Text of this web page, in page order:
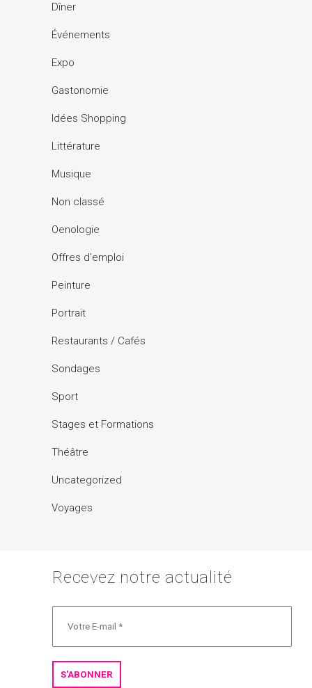
Dîner
Événements
Expo
Gastonomie
Idées Shopping
Littérature
Musique
Non classé
Oenologie
Offres d'emploi
Peinture
Portrait
Restaurants / Cafés
Sondages
Sport
Stages et Formations
Théâtre
Uncategorized
Voyages
Recevez notre actualité